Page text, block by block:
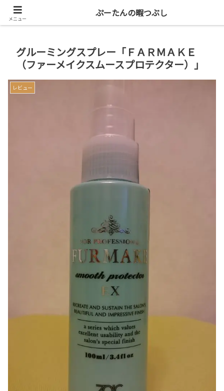
共働き二人暮らしを楽しもう
グルーミングスプレー「ＦＡＲＭＡＫＥ
（ファーメイクスムースプロテクター）」
レビュー
メニュー
ぷーたんの暇つぶし